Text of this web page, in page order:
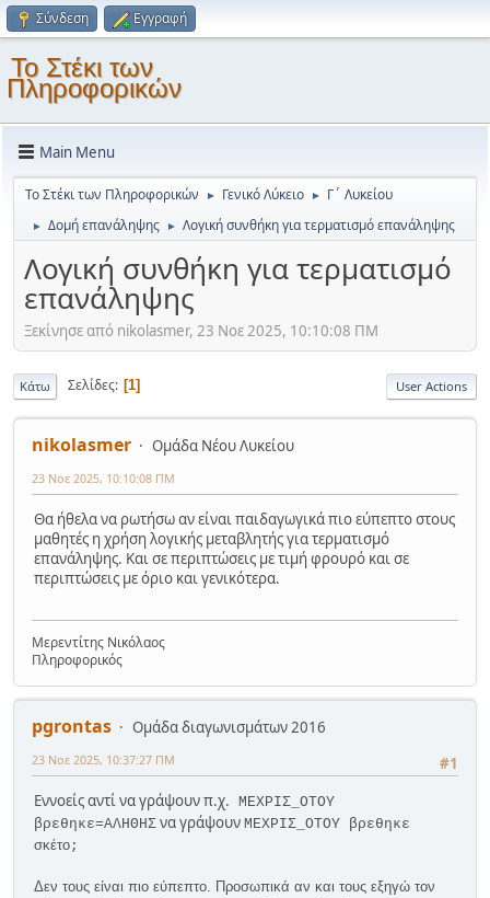
Σύνδεση Εγγραφή
Το Στέκι των
Πληροφορικών
Main Menu
Το Στέκι των Πληροφορικών ► Γενικό Λύκειο ► Γ΄ Λυκείου
► Δομή επανάληψης ► Λογική συνθήκη για τερματισμό επανάληψης
Λογική συνθήκη για τερματισμό
επανάληψης
Ξεκίνησε από nikolasmer, 23 Νοε 2025, 10:10:08 ΠΜ
Κάτω Σελίδες 1 User Actions
nikolasmer Ομάδα Νέου Λυκείου
23 Νοε 2025, 10:10:08 ΠΜ
Θα ήθελα να ρωτήσω αν είναι παιδαγωγικά πιο εύπεπτο στους
μαθητές η χρήση λογικής μεταβλητής για τερματισμό
επανάληψης. Και σε περιπτώσεις με τιμή φρουρό και σε
περιπτώσεις με όριο και γενικότερα.
Μερεντίτης Νικόλαος
Πληροφορικός
pgrontas
Ομάδα διαγωνισμάτων 2016
#1
23 Νοε 2025, 10:37:27 ΠΜ
Εννοείς αντί να γράψουν π.χ. ΜΕΧΡΙΣ_ΟΤΟΥ
βρεθηκε=ΑΛΗΘΗΣ να γράψουν ΜΕΧΡΙΣ_ΟΤΟΥ βρεθηκε
σκέτο;
Δεν τους είναι πιο εύπεπτο. Προσωπικά αν και τους εξηγώ τον